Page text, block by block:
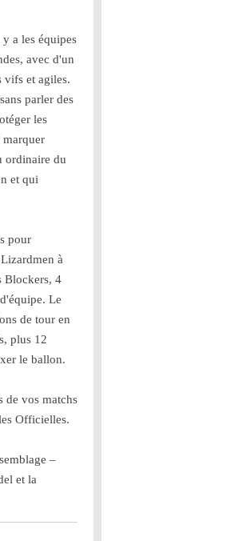
a les équipes
avec d'un
vifs et agiles.
parler des
les
marquer
ordinaire du
et qui
pour
à
Blockers, 4
Le
de tour en
plus 12
le ballon.
de vos matchs
Officielles.
–
et la